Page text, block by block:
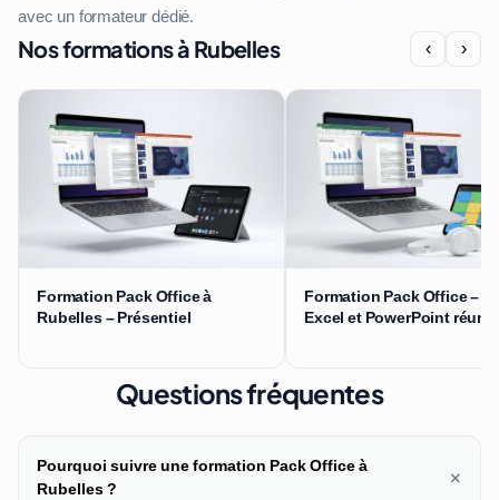
avec un formateur dédié.
Nos formations à Rubelles ‹ ›
Formation Pack Office à
Rubelles – Présentiel
Formation Pack Office –
Excel et PowerPoint réunis
Questions fréquentes
Pourquoi suivre une formation Pack Office à
Rubelles ?
+